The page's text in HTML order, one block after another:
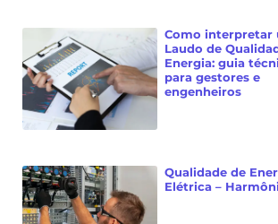
Como interpretar
Laudo de
Energia: guia
para gestores e
engenheiros
Qualidade de
Elétrica –